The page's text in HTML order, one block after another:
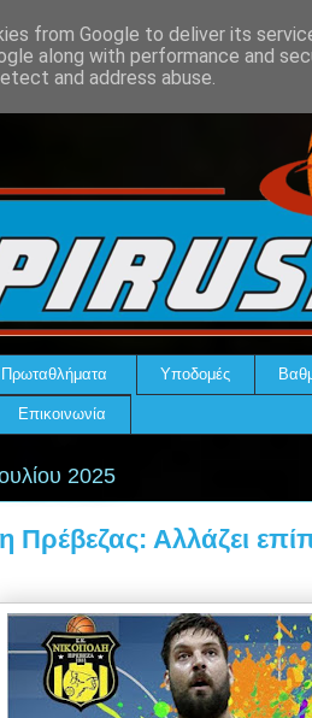
Πρωταθλήματα Υποδομές
Επικοινωνία
2025
Πρέβεζας: Αλλάζει
from Google to deliver its
along with performance and
and address abuse.